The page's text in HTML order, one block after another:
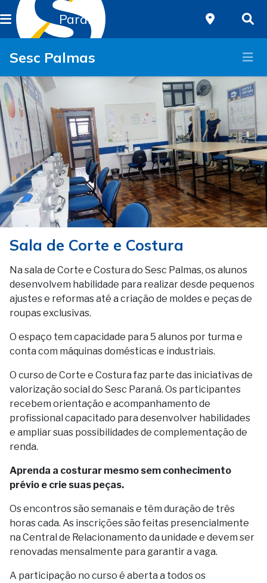
Paraná
Sesc Palmas
Sala de Corte e Costura
Na sala de Corte e Costura do Sesc Palmas, os alunos
desenvolvem habilidade para realizar desde pequenos
ajustes e reformas até a criação de moldes e peças de
roupas exclusivas.
O espaço tem capacidade para 5 alunos por turma e
conta com máquinas domésticas e industriais.
O curso de Corte e Costura faz parte das iniciativas de
valorização social do Sesc Paraná. Os participantes
recebem orientação e acompanhamento de
profissional capacitado para desenvolver habilidades
e ampliar suas possibilidades de complementação de
renda.
Aprenda a costurar mesmo sem conhecimento
prévio e crie suas peças.
Os encontros são semanais e têm duração de três
horas cada. As inscrições são feitas presencialmente
na Central de Relacionamento da unidade e devem ser
renovadas mensalmente para garantir a vaga.
A participação no curso é aberta a todos os